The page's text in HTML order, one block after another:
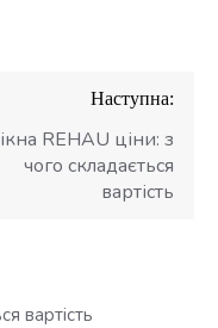
Наступна:
REHAU ціни: з
чого складається
вартість
вартість